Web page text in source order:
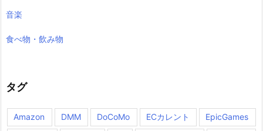
音楽
食べ物・飲み物
タグ
Amazon DMM DoCoMo ECカレント EpicGames